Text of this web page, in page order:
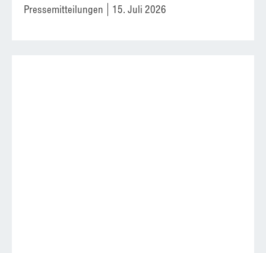
Pressemitteilungen 15. Juli 2026